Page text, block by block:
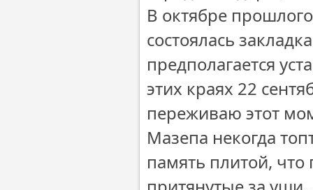
В октябре
состоялась
предполагается
этих краях 22
переживаю этот
Мазепа некогда
память плитой,